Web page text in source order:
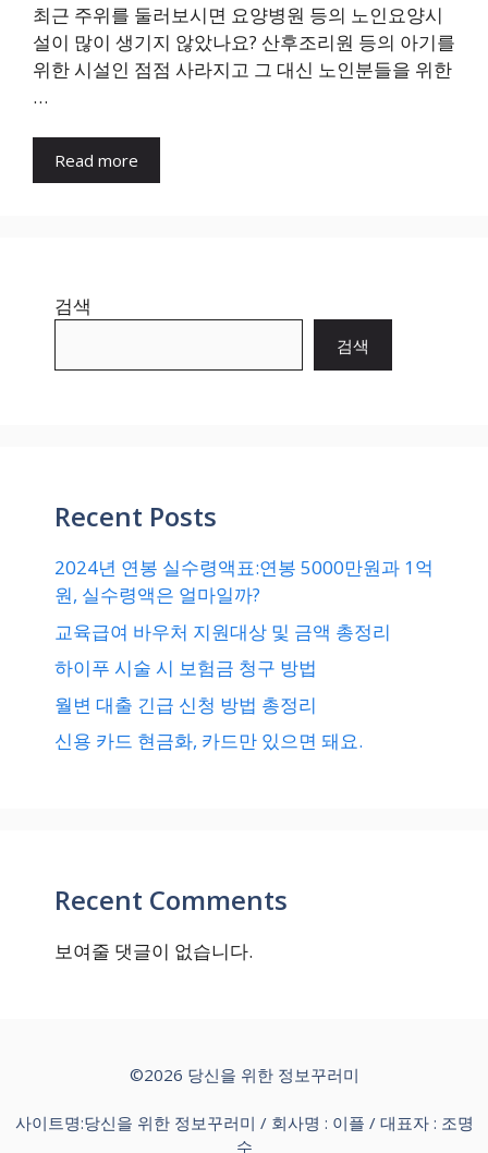
최근 주위를 둘러보시면 요양병원 등의 노인요양시
설이 많이 생기지 않았나요? 산후조리원 등의 아기를
위한 시설인 점점 사라지고 그 대신 노인분들을 위한
…
Read more
검색
검색
Recent Posts
2024년 연봉 실수령액표:연봉 5000만원과 1억
원, 실수령액은 얼마일까?
교육급여 바우처 지원대상 및 금액 총정리
하이푸 시술 시 보험금 청구 방법
월변 대출 긴급 신청 방법 총정리
신용 카드 현금화, 카드만 있으면 돼요.
Recent Comments
보여줄 댓글이 없습니다.
©2026 당신을 위한 정보꾸러미
사이트명:당신을 위한 정보꾸러미 / 회사명 : 이플 / 대표자 : 조명
수